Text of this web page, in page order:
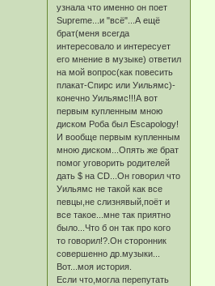
узнала что именно он поет
Supreme...и "всё"...А ещё
брат(меня всегда
интересовало и интересует
его мнение в музыке) ответил
на мой вопрос(как повесить
плакат-Спирс или Уильямс)-
конечно Уильямс!!!А вот
первым купленным мною
диском Роба был Escapology!
И вообще первым купленным
мною диском...Опять же брат
помог уговорить родителей
дать $ на CD...Он говорил что
Уильямс не такой как все
певцы,не слизнявый,поёт и
все такое...мне так приятно
было...Что б он так про кого
то говорил!?.Он сторонник
совершенно др.музыки...
Вот...моя история.
Если что,могла перепутать